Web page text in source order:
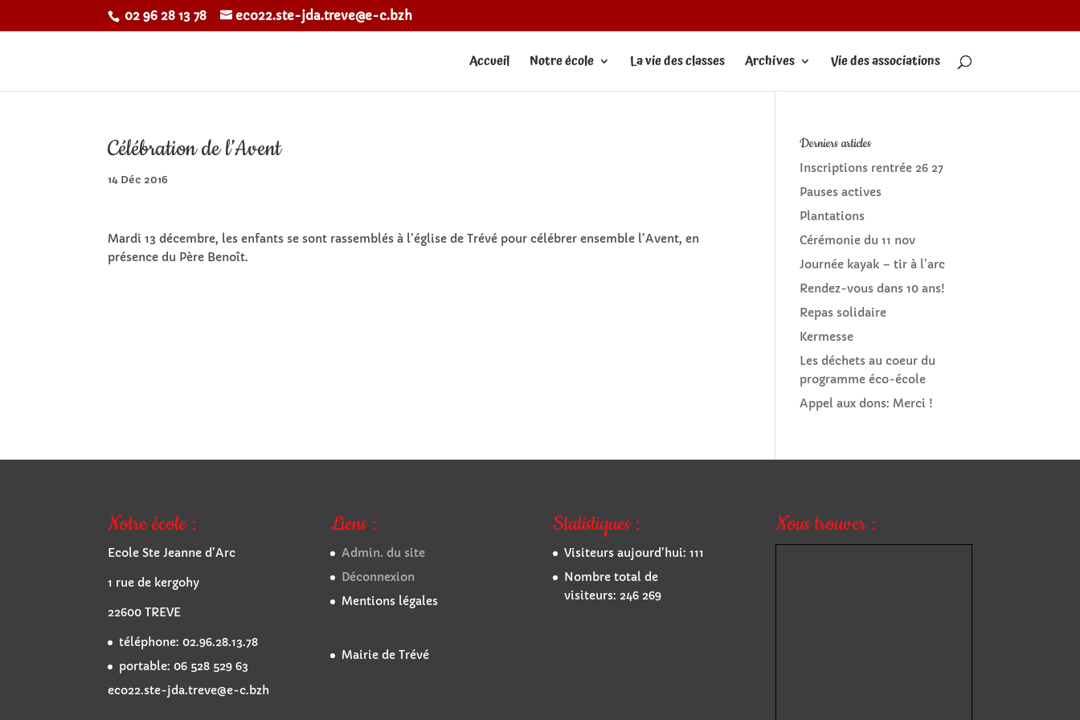
02 96 28 13 78 eco22.ste-jda.treve@e-c.bzh
Accueil Notre école La vie des classes Archives Vie des associations
Célébration de l’Avent
14 Déc 2016
Mardi 13 décembre, les enfants se sont rassemblés à l’église de Trévé pour célébrer ensemble l’Avent, en
présence du Père Benoît.
Derniers articles
Inscriptions rentrée 26 27
Pauses actives
Plantations
Cérémonie du 11 nov
Journée kayak – tir à l’arc
Rendez-vous dans 10 ans!
Repas solidaire
Kermesse
Les déchets au coeur du
programme éco-école
Appel aux dons: Merci !
Notre école :
Ecole Ste Jeanne d’Arc
1 rue de kergohy
22600 TREVE
téléphone: 02.96.28.13.78
portable: 06 528 529 63
eco22.ste-jda.treve@e-c.bzh
Liens :
Admin. du site
Déconnexion
Mentions légales
Mairie de Trévé
Statistiques :
Visiteurs aujourd’hui:111
Nombre total de
visiteurs: 246 269
Nous trouver :